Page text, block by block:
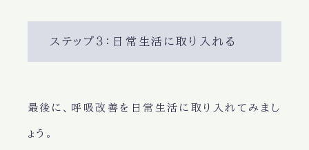
ステップ３：日常生活に取り入れる
最後に、 呼吸改善 を日常生活に取り入れてみまし
ょう。